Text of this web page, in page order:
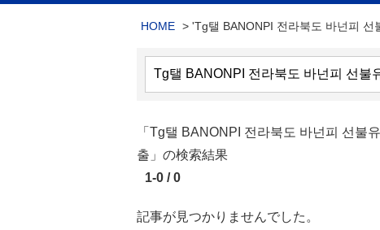
HOME > 'Tg탤 BANONPI 전라북도 바넌피 선
「Tg탤 BANONPI 전라북도 바넌피 선불
출」の検索結果
1-0 / 0
記事が見つかりませんでした。